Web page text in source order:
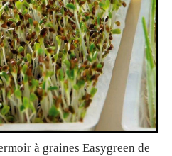
à graines Easygreen de